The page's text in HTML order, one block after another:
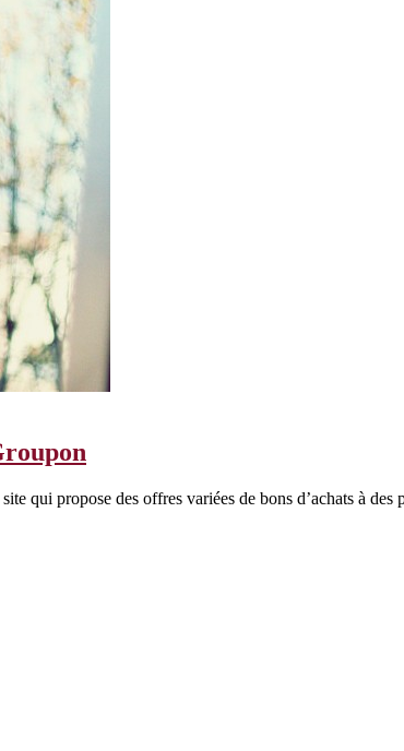
qui propose des offres variées de bons d’achats à